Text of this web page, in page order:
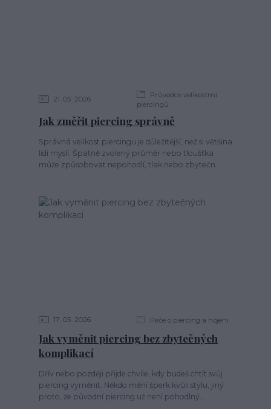
21 05 2026
Průvodce velikostmi
piercingů
Jak změřit piercing správně
Správná velikost piercingu je důležitější, než si většina
lidí myslí. Špatně zvolený průměr nebo tloušťka
může způsobovat nepohodlí, tlak nebo zbytečn...
17 05 2026 Péče o piercing a hojení
Jak vyměnit piercing bez zbytečných
komplikací
Dřív nebo později přijde chvíle, kdy budeš chtít svůj
piercing vyměnit. Někdo mění šperk kvůli stylu, jiný
proto, že původní piercing už není pohodlný...